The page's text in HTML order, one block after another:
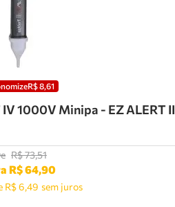
R$8, 61
1000V Minipa - EZ ALERT II
R$73,51
R$64,90
R$ 6,49 sem juros